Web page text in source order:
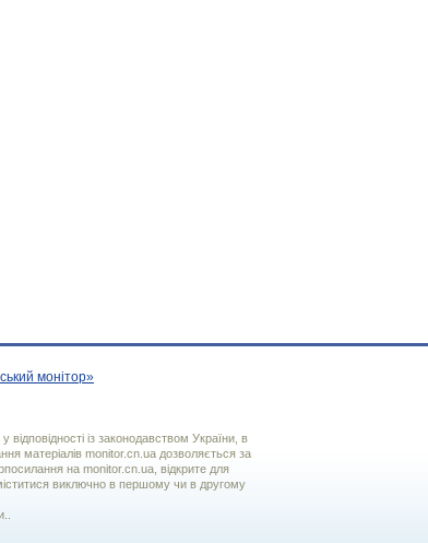
монітор»
із законодавством України, в
матерiалiв monitor.cn.ua дозволяється за
на monitor.cn.ua, відкрите для
виключно в першому чи в другому